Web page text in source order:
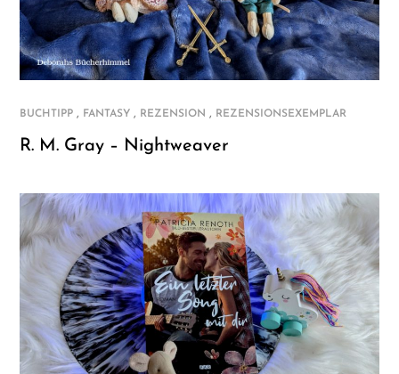
BUCHTIPP , FANTASY , REZENSION , REZENSIONSEXEMPLAR
R. M. Gray – Nightweaver